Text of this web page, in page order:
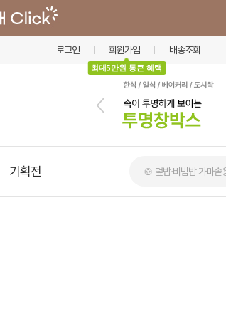
로그인 회원가입
최대5만원 통큰 혜택
배송조회
기획전 🍲 덮밥·비빔밥 가마솥